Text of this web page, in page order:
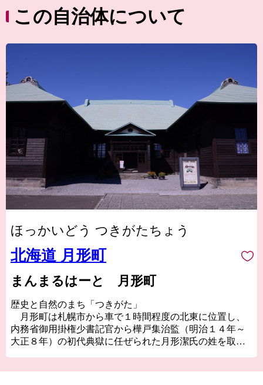
この自治体について
ほっかいどう つきがたちょう
北海道 月形町
まんまるはーと 月形町
歴史と自然のまち「つきがた」
月形町は札幌市から車で１時間程度の北東に位置し、
内務省御用掛権少書記官から樺戸集治監（明治１４年～
大正８年）の初代典獄に任ぜられた月形潔氏の姓を取